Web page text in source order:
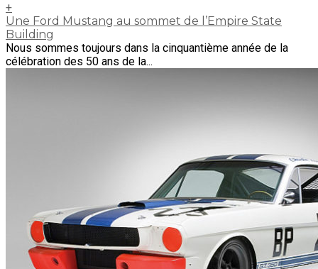
+
Une Ford Mustang au sommet de l’Empire State
Building
Nous sommes toujours dans la cinquantième année de la
célébration des 50 ans de la...